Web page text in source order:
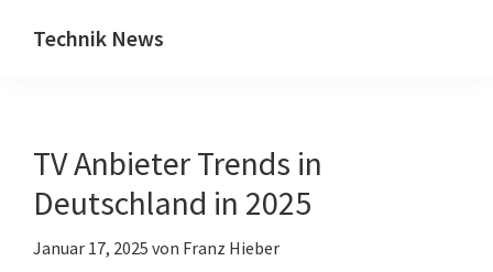
Inhalt
Seitenspalte
Technik News
IT,
Mobilfunk
Internet
TV Anbieter Trends in
Deutschland in 2025
Januar 17, 2025 von Franz Hieber